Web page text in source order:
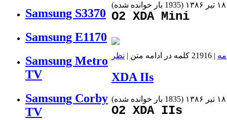
Samsung S3370
Samsung E1170
Samsung Metro
TV
Samsung Corby
TV
(1935 بار خوانده شده )
O2 XDA Mini
| 21916 کلمه در ادامه متن | نظر
XDA IIs
(1835 بار خوانده شده )
O2 XDA IIs